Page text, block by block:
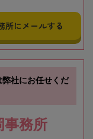
所にメールする
弊社にお任せくだ
事務所